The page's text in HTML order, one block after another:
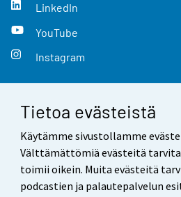
Tietoa evästeistä
Käytämme sivustollamme
Välttämättömiä evästeitä
toimii oikein. Muita evästeitä
podcastien ja palautepalvelun
LinkedIn
YouTube
Instagram
Yhteystiedot
Palaute
Käyttöehdot